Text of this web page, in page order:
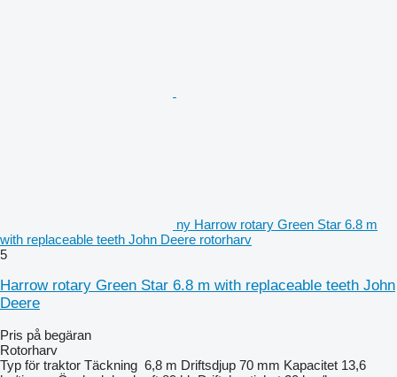
ny Harrow rotary Green Star 6.8 m
with replaceable teeth John Deere rotorharv
5
Harrow rotary Green Star 6.8 m with replaceable teeth John
Deere
Pris på begäran
Rotorharv
Typ för traktor Täckning 6,8 m Driftsdjup 70 mm Kapacitet 13,6